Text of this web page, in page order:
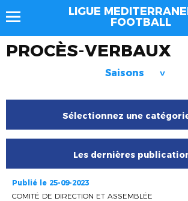
LIGUE
FOOTBALL
PROCÈS-VERBAUX
Saisons >
Sélectionnez une
Les dernières
Publié le 25-09-2023
COMITÉ DE DIRECTION ET ASSEMBLÉE